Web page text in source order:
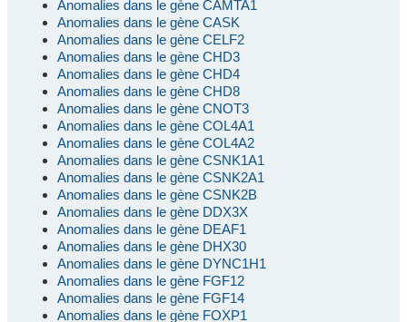
Anomalies dans le gène CAMTA1
Anomalies dans le gène CASK
Anomalies dans le gène CELF2
Anomalies dans le gène CHD3
Anomalies dans le gène CHD4
Anomalies dans le gène CHD8
Anomalies dans le gène CNOT3
Anomalies dans le gène COL4A1
Anomalies dans le gène COL4A2
Anomalies dans le gène CSNK1A1
Anomalies dans le gène CSNK2A1
Anomalies dans le gène CSNK2B
Anomalies dans le gène DDX3X
Anomalies dans le gène DEAF1
Anomalies dans le gène DHX30
Anomalies dans le gène DYNC1H1
Anomalies dans le gène FGF12
Anomalies dans le gène FGF14
Anomalies dans le gène FOXP1